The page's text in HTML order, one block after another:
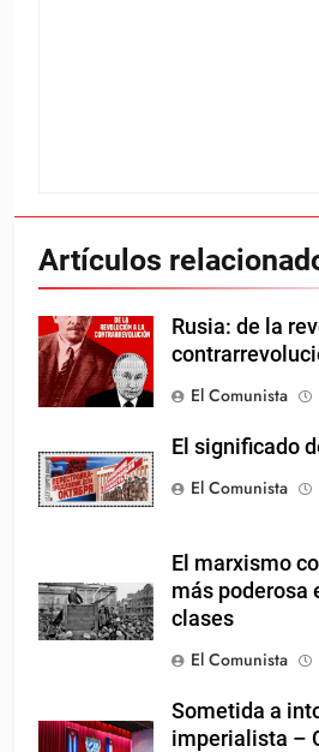
Artículos
Rusia: de la
El Comunista
El significado
El Comunista
El marxismo
más poderosa
clases
El Comunista
Sometida a
imperialista –